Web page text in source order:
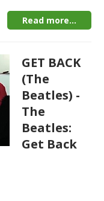
Read more...
GET BACK
(The
Beatles) -
The
Beatles:
Get Back